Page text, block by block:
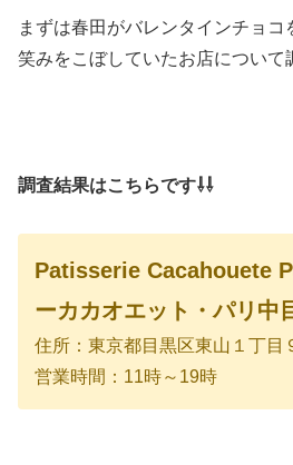
まずは春田がバレンタインチョコ
笑みをこぼしていたお店について
調査結果はこちらです⇩⇩
Patisserie Cacahouete
ーカカオエット・パリ中
住所：東京都目黒区東山１丁目
営業時間：11時～19時